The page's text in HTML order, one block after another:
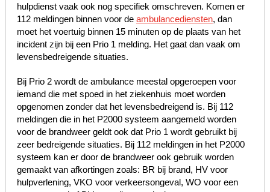
hulpdienst vaak ook nog specifiek omschreven. Komen er
112 meldingen binnen voor de ambulancediensten, dan
moet het voertuig binnen 15 minuten op de plaats van het
incident zijn bij een Prio 1 melding. Het gaat dan vaak om
levensbedreigende situaties.
Bij Prio 2 wordt de ambulance meestal opgeroepen voor
iemand die met spoed in het ziekenhuis moet worden
opgenomen zonder dat het levensbedreigend is. Bij 112
meldingen die in het P2000 systeem aangemeld worden
voor de brandweer geldt ook dat Prio 1 wordt gebruikt bij
zeer bedreigende situaties. Bij 112 meldingen in het P2000
systeem kan er door de brandweer ook gebruik worden
gemaakt van afkortingen zoals: BR bij brand, HV voor
hulpverlening, VKO voor verkeersongeval, WO voor een